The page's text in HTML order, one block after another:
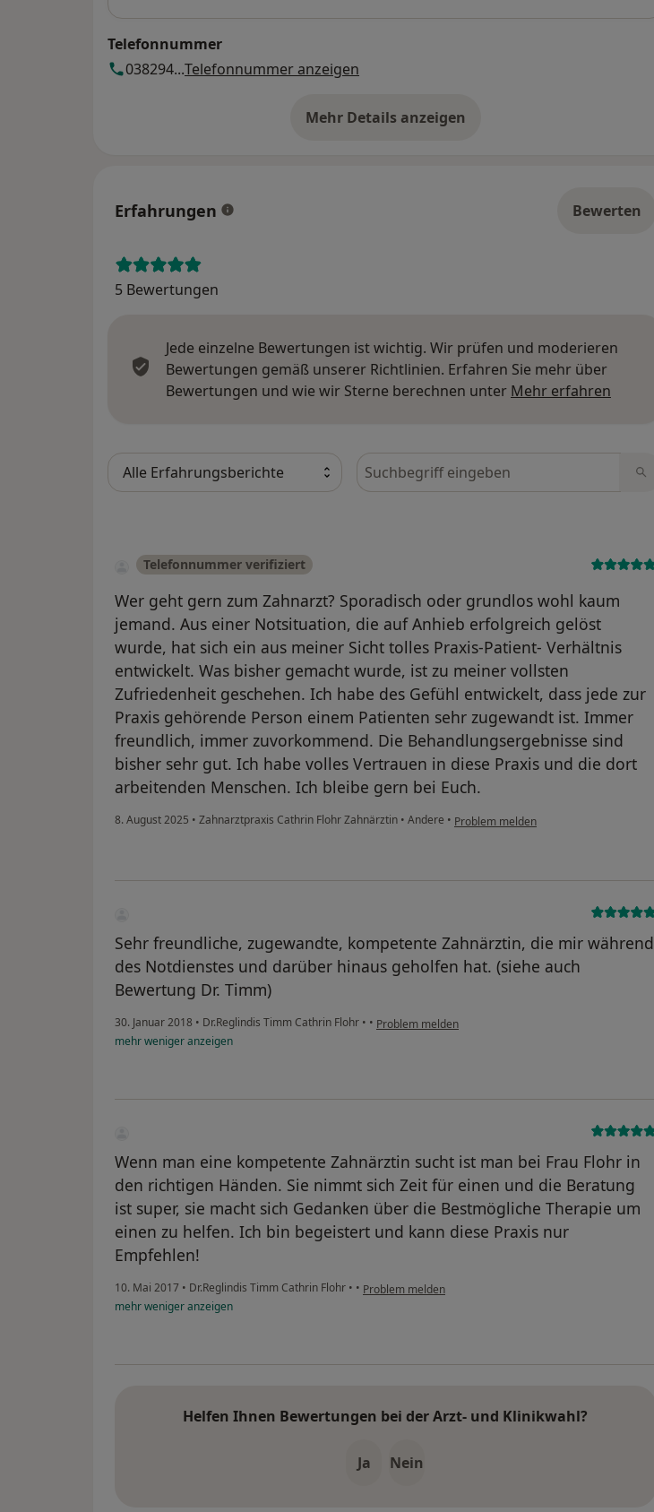
Telefonnummer
038294...Telefonnummer anzeigen
Mehr Details anzeigen
über die Adresse
Erfahrungen Bewerten
5 Bewertungen
Jede einzelne Bewertungen ist wichtig. Wir prüfen und moderieren
Bewertungen gemäß unserer Richtlinien. Erfahren Sie mehr über
Bewertungen und wie wir Sterne berechnen unter Mehr erfahren
Bewertungen durchsuchen
Telefonnummer verifiziert
Wer geht gern zum Zahnarzt? Sporadisch oder grundlos wohl kaum
jemand. Aus einer Notsituation, die auf Anhieb erfolgreich gelöst
wurde, hat sich ein aus meiner Sicht tolles Praxis-Patient- Verhältnis
entwickelt. Was bisher gemacht wurde, ist zu meiner vollsten
Zufriedenheit geschehen. Ich habe des Gefühl entwickelt, dass jede zur
Praxis gehörende Person einem Patienten sehr zugewandt ist. Immer
freundlich, immer zuvorkommend. Die Behandlungsergebnisse sind
bisher sehr gut. Ich habe volles Vertrauen in diese Praxis und die dort
arbeitenden Menschen. Ich bleibe gern bei Euch.
8. August 2025 • Zahnarztpraxis Cathrin Flohr Zahnärztin • Andere • Problem melden
Sehr freundliche, zugewandte, kompetente Zahnärztin, die mir während
des Notdienstes und darüber hinaus geholfen hat. (siehe auch
Bewertung Dr. Timm)
30. Januar 2018 • Dr.Reglindis Timm Cathrin Flohr • • Problem melden
mehrwenigeranzeigen
Wenn man eine kompetente Zahnärztin sucht ist man bei Frau Flohr in
den richtigen Händen. Sie nimmt sich Zeit für einen und die Beratung
ist super, sie macht sich Gedanken über die Bestmögliche Therapie um
einen zu helfen. Ich bin begeistert und kann diese Praxis nur
Empfehlen!
10. Mai 2017 • Dr.Reglindis Timm Cathrin Flohr • • Problem melden
mehrwenigeranzeigen
Helfen Ihnen Bewertungen bei der Arzt- und Klinikwahl?
Ja Nein